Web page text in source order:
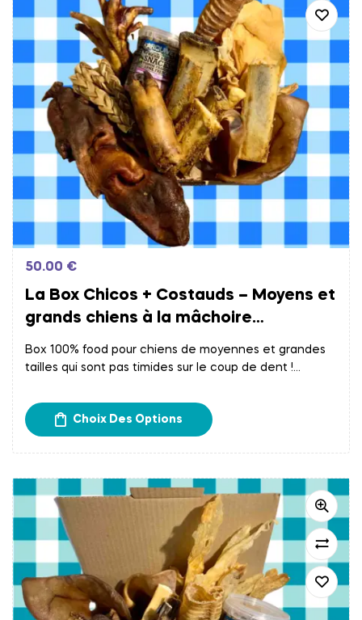
50.00 €
La Box Chicos + Costauds – Moyens et
grands chiens à la mâchoire
énergique
Box 100% food pour chiens de moyennes et grandes
tailles qui sont pas timides sur le coup de dent !
naturelle et de friandises !
Frais d’expédition calculés à l’étape du paiement.
Retrait gratuit chez Papatte Douce à Bordeaux.
Choix Des Options